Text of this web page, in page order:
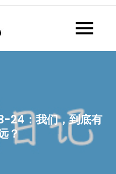
懂懂日记网每天同步更新懂懂学
24：我们，到底有
？